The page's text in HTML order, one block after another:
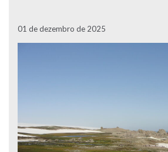
01 de dezembro de 2025